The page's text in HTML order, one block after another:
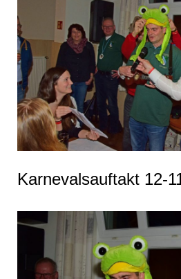
Karnevalsauftakt 12-